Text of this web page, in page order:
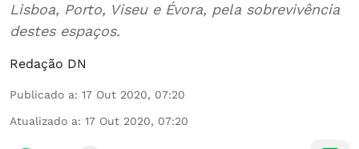
Lisboa, Porto, Viseu e Évora, pela sobrevivência
destes espaços.
Redação DN
Publicado a: 17 Out 2020, 07:20
Atualizado a: 17 Out 2020, 07:20